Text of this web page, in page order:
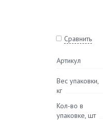
Сравнить
Артикул
Вес упаковки,
кг
Кол-во в
упаковке, шт